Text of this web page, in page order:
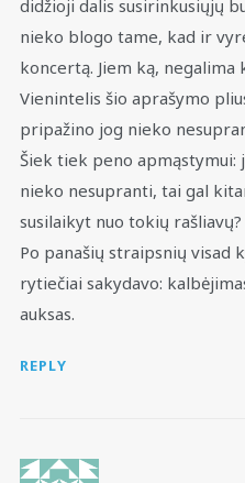
didžioji dalis susirinkusiųjų
nieko blogo tame, kad ir
koncertą. Jiem ką, negalima
Vienintelis šio aprašymo
pripažino jog nieko
Šiek tiek peno apmąstymui:
nieko nesupranti, tai gal
susilaikyt nuo tokių rašliavų?
Po panašių straipsnių visad
rytiečiai sakydavo:
auksas.
REPLY